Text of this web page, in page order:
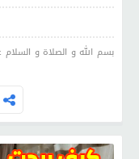
بسم الله و الصلاة و